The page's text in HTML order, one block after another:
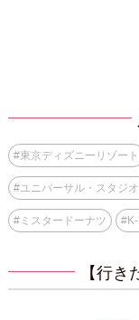
#東京ディズニーリゾート
#ユニバーサル・スタジ
#ミスタードーナツ #
【行